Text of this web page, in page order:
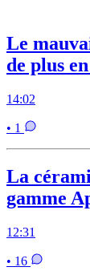
Le
de plus
14:02
• 1
La
gamme
12:31
• 16